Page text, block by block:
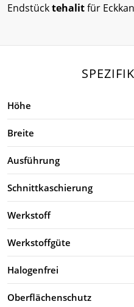
Endstücktehalitfür
Höhe
Breite
Ausführung
Schnittkaschierung
Werkstoff
Werkstoffgüte
Halogenfrei
Oberflächenschutz